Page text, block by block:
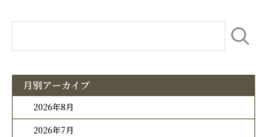
月別アーカイブ
2026年8月
2026年7月